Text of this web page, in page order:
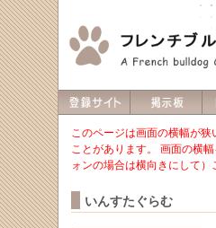
このページは画面の横幅が
ことがあります。 画面の横
ォンの場合は横向きにして）
いんすたぐらむ